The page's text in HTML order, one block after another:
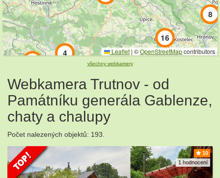
8
16
4 Leaflet | ©OpenStreetMapcontributors
všechny webkamery
Webkamera Trutnov - od
Památníku generála Gablenze,
chaty a chalupy
Počet nalezených objektů: 193.
10
1 hodnocení